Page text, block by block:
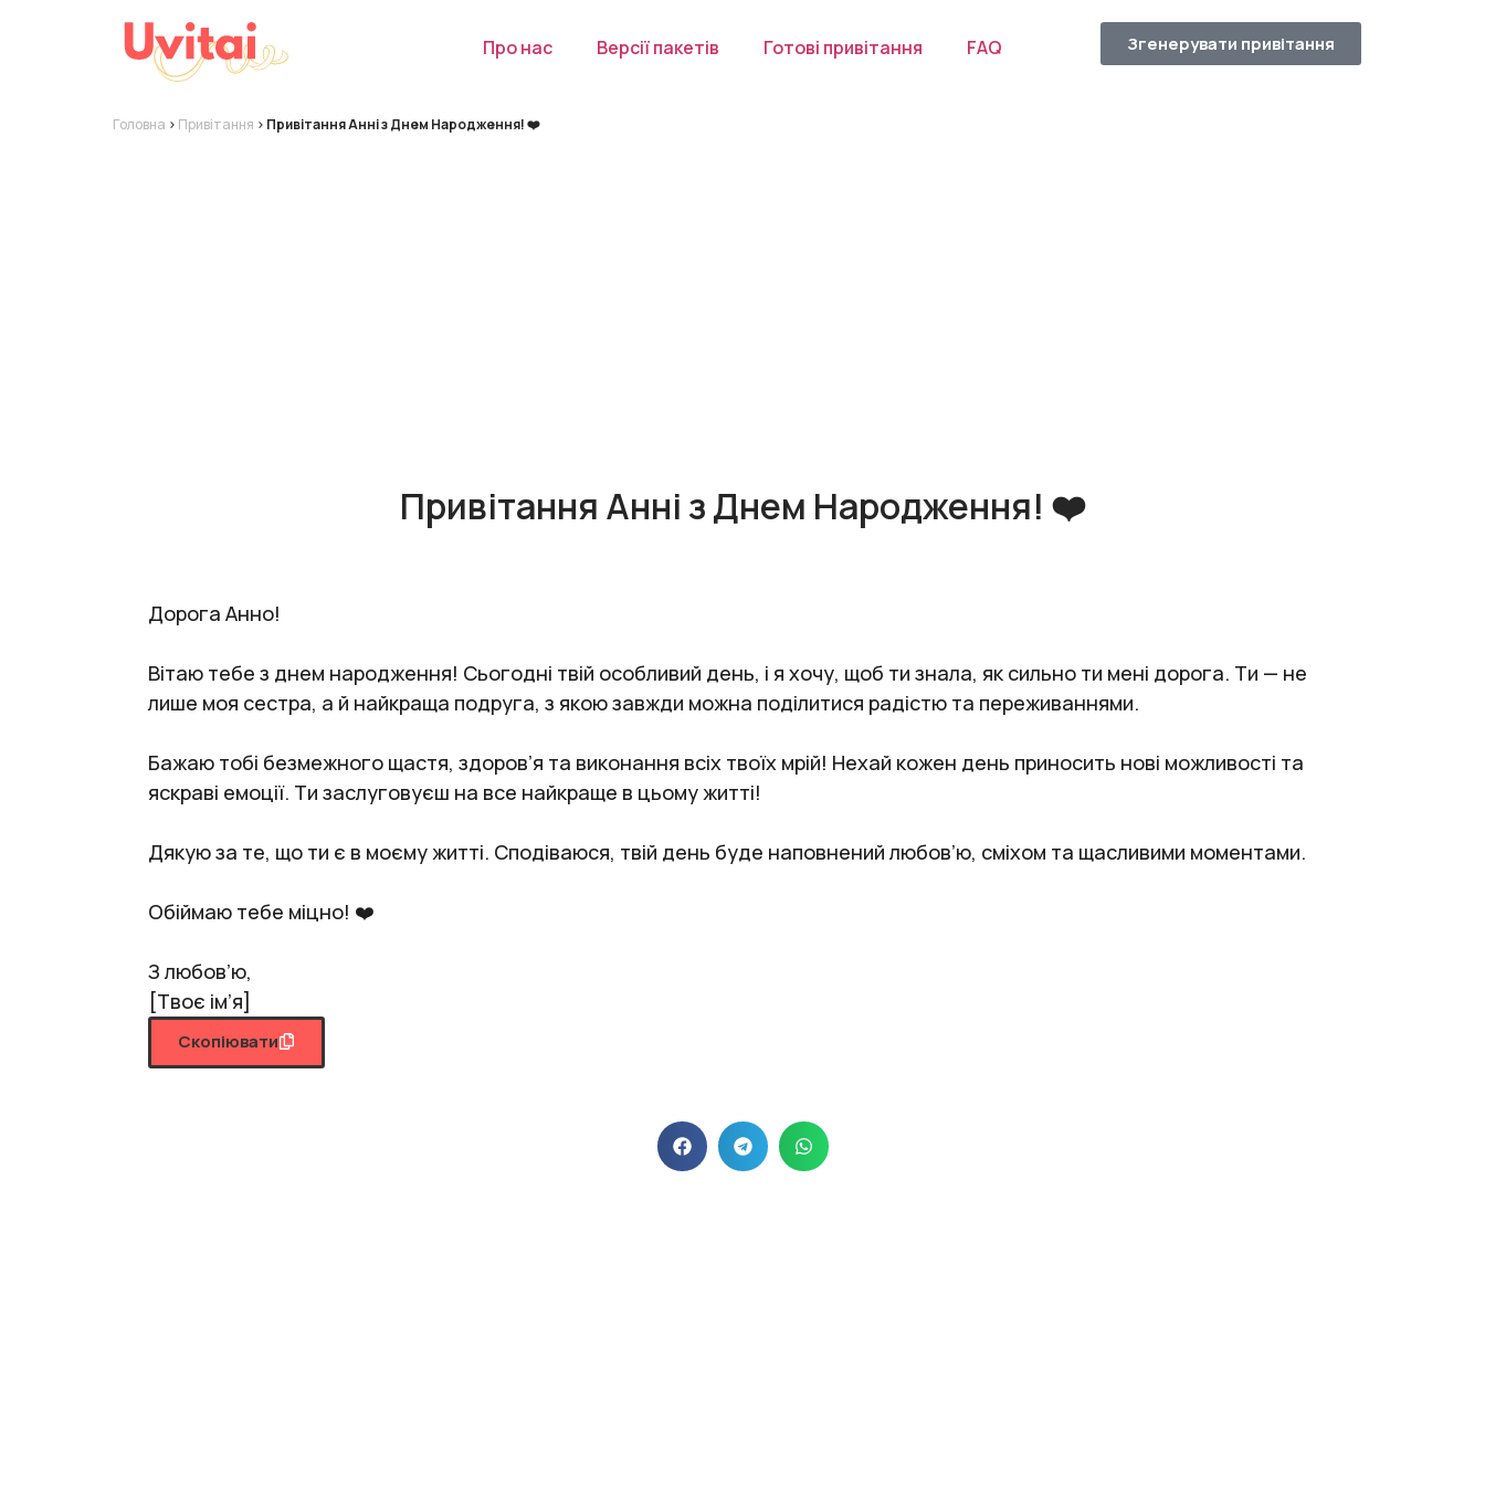
Про нас Версії пакетів Готові привітання FAQ Згенерувати привітання
Головна > Привітання > Привітання Анні з Днем Народження! ❤️
Привітання Анні з Днем Народження! ❤️
Дорога Анно!
Вітаю тебе з днем народження! Сьогодні твій особливий день, і я хочу, щоб ти знала, як сильно ти мені дорога. Ти — не
лише моя сестра, а й найкраща подруга, з якою завжди можна поділитися радістю та переживаннями.
Бажаю тобі безмежного щастя, здоров’я та виконання всіх твоїх мрій! Нехай кожен день приносить нові можливості та
яскраві емоції. Ти заслуговуєш на все найкраще в цьому житті!
Дякую за те, що ти є в моєму житті. Сподіваюся, твій день буде наповнений любов’ю, сміхом та щасливими моментами.
Обіймаю тебе міцно! ❤️
З любов’ю,
[Твоє ім’я]
Скопіювати